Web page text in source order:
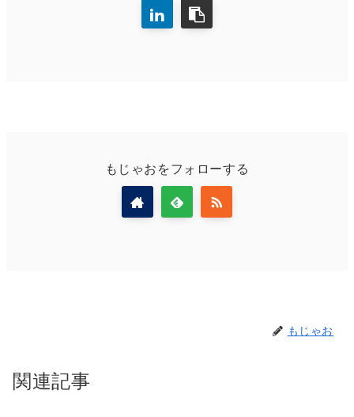
もじゃおをフォローする
もじゃお
関連記事